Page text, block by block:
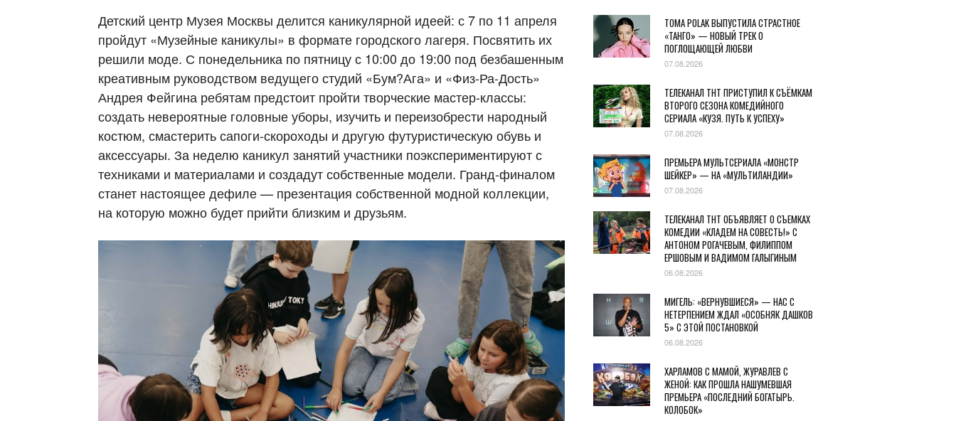
Детский центр Музея Москвы делится каникулярной идеей: с 7 по 11 апреля
пройдут «Музейные каникулы» в формате городского лагеря. Посвятить их
решили моде. С понедельника по пятницу с 10:00 до 19:00 под безбашенным
креативным руководством ведущего студий «Бум?Ага» и «Физ-Ра-Дость»
Андрея Фейгина ребятам предстоит пройти творческие мастер-классы:
создать невероятные головные уборы, изучить и переизобрести народный
костюм, смастерить сапоги-скороходы и другую футуристическую обувь и
аксессуары. За неделю каникул занятий участники поэкспериментируют с
техниками и материалами и создадут собственные модели. Гранд-финалом
станет настоящее дефиле — презентация собственной модной коллекции,
на которую можно будет прийти близким и друзьям.
TOMA POLAK ВЫПУСТИЛА СТРАСТНОЕ
«ТАНГО» — НОВЫЙ ТРЕК О
ПОГЛОЩАЮЩЕЙ ЛЮБВИ
07.08.2026
ТЕЛЕКАНАЛ ТНТ ПРИСТУПИЛ К СЪЁМКАМ
ВТОРОГО СЕЗОНА КОМЕДИЙНОГО
СЕРИАЛА «КУЗЯ. ПУТЬ К УСПЕХУ»
07.08.2026
ПРЕМЬЕРА МУЛЬТСЕРИАЛА «МОНСТР
ШЕЙКЕР» — НА «МУЛЬТИЛАНДИИ»
07.08.2026
ТЕЛЕКАНАЛ ТНТ ОБЪЯВЛЯЕТ О СЪЕМКАХ
КОМЕДИИ «КЛАДЕМ НА СОВЕСТЬ!» С
АНТОНОМ РОГАЧЕВЫМ, ФИЛИППОМ
ЕРШОВЫМ И ВАДИМОМ ГАЛЫГИНЫМ
06.08.2026
МИГЕЛЬ: «ВЕРНУВШИЕСЯ» — НАС С
НЕТЕРПЕНИЕМ ЖДАЛ «ОСОБНЯК ДАШКОВ
5» С ЭТОЙ ПОСТАНОВКОЙ
06.08.2026
ХАРЛАМОВ С МАМОЙ, ЖУРАВЛЕВ С
ЖЕНОЙ: КАК ПРОШЛА НАШУМЕВШАЯ
ПРЕМЬЕРА «ПОСЛЕДНИЙ БОГАТЫРЬ.
КОЛОБОК»